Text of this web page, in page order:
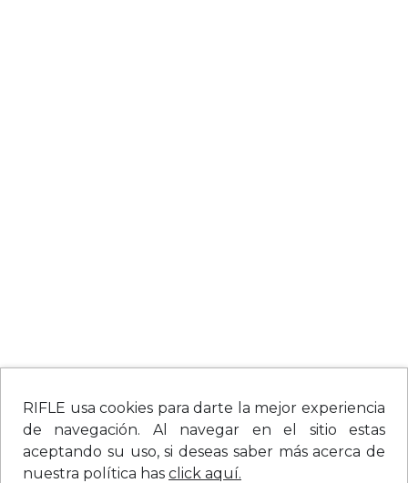
RIFLE usa cookies para darte la mejor experiencia
de navegación. Al navegar en el sitio estas
aceptando su uso, si deseas saber más acerca de
nuestra política has click aquí.